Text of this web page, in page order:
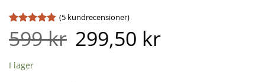
Betygsatt
4.8av 5
5
(5kundrecensioner)
599kr 299,50 kr
I lager